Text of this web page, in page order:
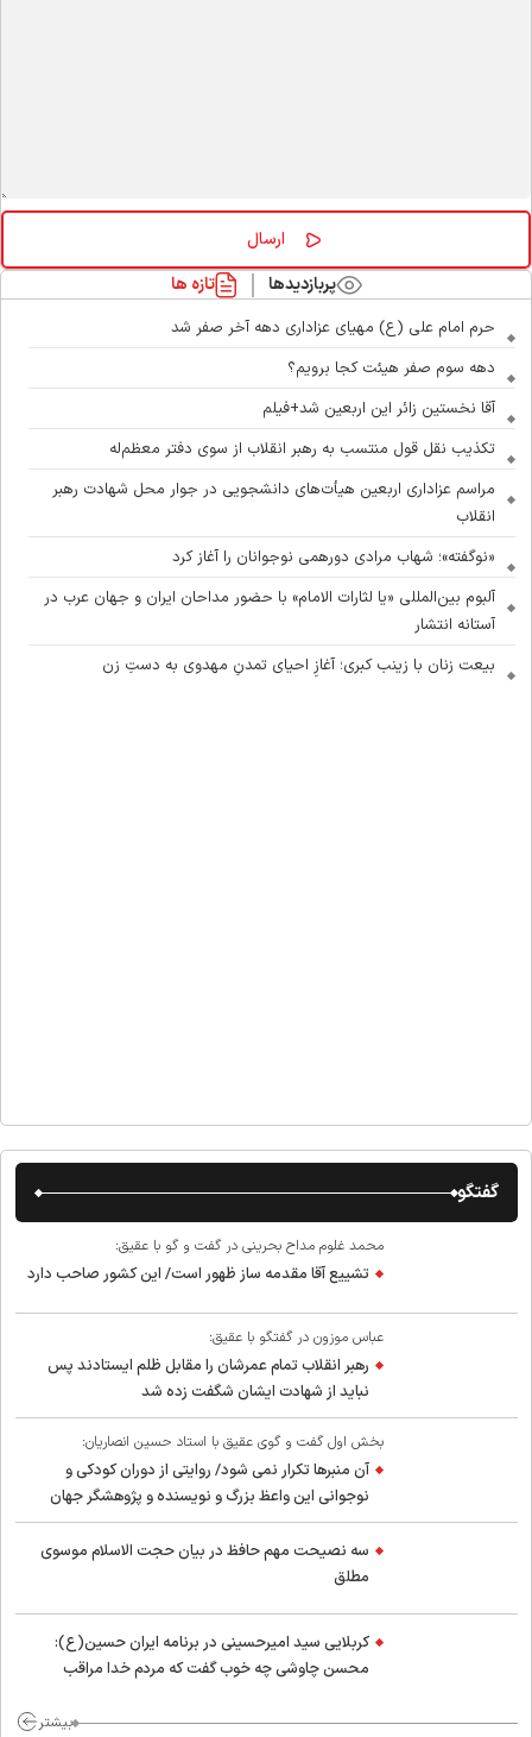
پربازدیدها تازه ها
حرم امام علی (ع) مهیای عزاداری دهه آخر صفر شد
دهه سوم صفر هیئت کجا برویم؟
آقا نخستین زائر این اربعین شد+فیلم
تکذیب نقل قول منتسب به رهبر انقلاب از سوی دفتر معظم‌له
مراسم عزاداری اربعین هیأت‌های دانشجویی در جوار محل شهادت رهبر
انقلاب
«نوگفته»؛ شهاب مرادی دورهمی نوجوانان را آغاز کرد
آلبوم بین‌المللی «یا لثارات الامام» با حضور مداحان ایران و جهان عرب در
آستانه انتشار
بیعت زنان با زینب کبری؛ آغازِ احیای تمدنِ مهدوی به دستِ زن
گفتگو
محمد غلوم مداح بحرینی در گفت و گو با عقیق:
تشییع آقا مقدمه ساز ظهور است/ این کشور صاحب دارد
عباس موزون در گفتگو با عقیق:
رهبر انقلاب تمام عمرشان را مقابل ظلم ایستادند پس
نباید از شهادت ایشان شگفت زده شد
بخش اول گفت و گوی عقیق با استاد حسین انصاریان:
آن منبرها تکرار نمی شود/ روایتی از دوران کودکی و
نوجوانی این واعظ بزرگ و نویسنده و پژوهشگر جهان
اسلام
سه نصیحت مهم حافظ در بیان حجت الاسلام موسوی
مطلق
کربلایی سید امیر‌حسینی در برنامه ایران حسین(ع):
محسن چاوشی چه خوب گفت که مردم خدا مراقب
بیشتر